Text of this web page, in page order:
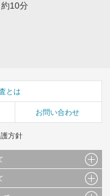
10分
とは
お問い合わせ
方針
、画像データ等）及びこれらの配